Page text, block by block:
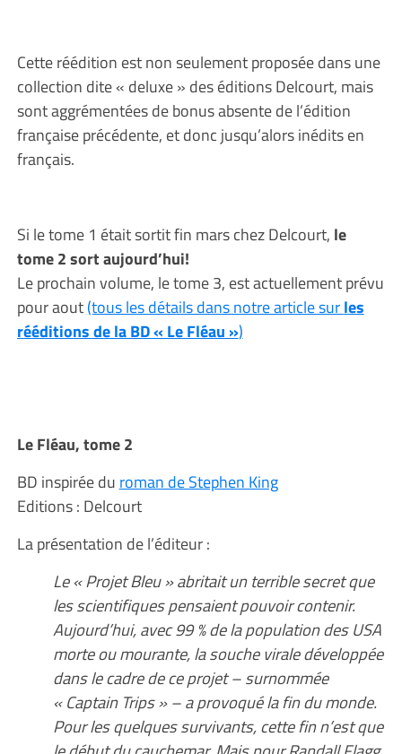
Cette réédition est non seulement proposée dans une
collection dite « deluxe » des éditions Delcourt, mais
sont aggrémentées de bonus absente de l’édition
française précédente, et donc jusqu’alors inédits en
français.
Si le tome 1 était sortit fin mars chez Delcourt, le
tome 2 sort aujourd’hui!
Le prochain volume, le tome 3, est actuellement prévu
pour aout(tous les détails dans notre article surles
rééditions de la BD « Le Fléau »)
Le Fléau, tome 2
BD inspirée du roman de Stephen King
Editions : Delcourt
La présentation de l’éditeur :
Le « Projet Bleu » abritait un terrible secret que
les scientifiques pensaient pouvoir contenir.
Aujourd’hui, avec 99 % de la population des USA
morte ou mourante, la souche virale développée
dans le cadre de ce projet – surnommée
« Captain Trips » – a provoqué la fin du monde.
Pour les quelques survivants, cette fin n’est que